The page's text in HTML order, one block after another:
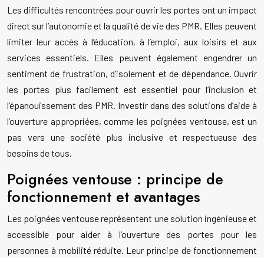
Les difficultés rencontrées pour ouvrir les portes ont un impact
direct sur l’autonomie et la qualité de vie des PMR. Elles peuvent
limiter leur accès à l’éducation, à l’emploi, aux loisirs et aux
services essentiels. Elles peuvent également engendrer un
sentiment de frustration, d’isolement et de dépendance. Ouvrir
les portes plus facilement est essentiel pour l’inclusion et
l’épanouissement des PMR. Investir dans des solutions d’aide à
l’ouverture appropriées, comme les poignées ventouse, est un
pas vers une société plus inclusive et respectueuse des
besoins de tous.
Poignées ventouse : principe de
fonctionnement et avantages
Les poignées ventouse représentent une solution ingénieuse et
accessible pour aider à l’ouverture des portes pour les
personnes à mobilité réduite. Leur principe de fonctionnement